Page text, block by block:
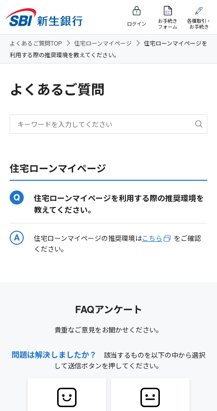
ログイン
お手続き
フォーム
各種取引・
お手続き
よくあるご質問TOP 住宅ローンマイページ
住宅ローンマイページを
利用する際の推奨環境を教えてください。
よくあるご質問
住宅ローンマイページ
住宅ローンマイページを利用する際の推奨環境を
教えてください。
住宅ローンマイページの推奨環境はこちら
をご確認
ください。
FAQアンケート
貴重なご意見をお聞かせください。
問題は解決しましたか？
該当するものを以下の中から選択
して送信ボタンを押してください。